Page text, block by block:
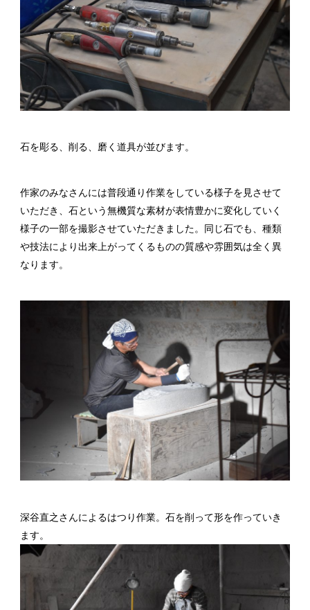
石を彫る、削る、磨く道具が並びます。
作家のみなさんには普段通り作業をしている様子を見させて
いただき、石という無機質な素材が表情豊かに変化していく
様子の一部を撮影させていただきました。同じ石でも、種類
や技法により出来上がってくるものの質感や雰囲気は全く異
なります。
深谷直之さんによるはつり作業。石を削って形を作っていき
ます。